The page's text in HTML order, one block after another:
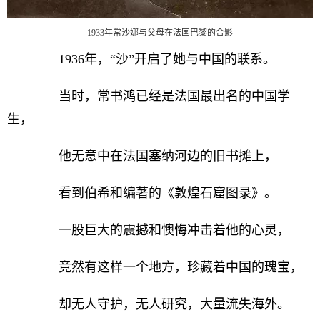
1933年常沙娜与父母在法国巴黎的合影
1936年，“沙”开启了她与中国的联系。
当时，常书鸿已经是法国最出名的中国学
生，
他无意中在法国塞纳河边的旧书摊上，
看到伯希和编著的《敦煌石窟图录》。
一股巨大的震撼和懊悔冲击着他的心灵，
竟然有这样一个地方，珍藏着中国的瑰宝，
却无人守护，无人研究，大量流失海外。